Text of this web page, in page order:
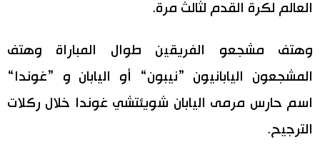
العالم لكرة القدم لثالث مرة.
وهتف مشجعو الفريقين طوال المباراة وهتف
المشجعون اليابانيون ”نيبون“ أو اليابان و ”غوندا“
اسم حارس مرمى اليابان شويئتشي غوندا خلال ركلات
الترجيح.